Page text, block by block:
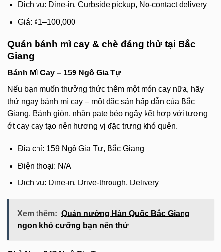
Dịch vụ: Dine-in, Curbside pickup, No-contact delivery
Giá: ₫1–100,000
Quán bánh mì cay & chè đáng thử tại Bắc
Giang
Bánh Mì Cay – 159 Ngô Gia Tự
Nếu bạn muốn thưởng thức thêm một món cay nữa, hãy
thử ngay bánh mì cay – một đặc sản hấp dẫn của Bắc
Giang. Bánh giòn, nhân pate béo ngậy kết hợp với tương
ớt cay cay tạo nên hương vị đặc trưng khó quên.
Địa chỉ: 159 Ngô Gia Tự, Bắc Giang
Điện thoại: N/A
Dịch vụ: Dine-in, Drive-through, Delivery
Xem thêm: Quán nướng Hàn Quốc Bắc Giang
ngon khó cưỡng bạn nên thử